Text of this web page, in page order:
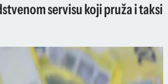
servisu koji pruža i taksi